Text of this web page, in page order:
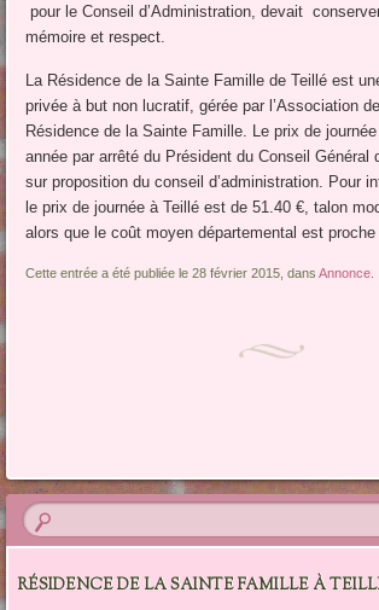
pour le Conseil d’Administration, devait
mémoire et respect.
La Résidence de la Sainte Famille de Teillé est
privée à but non lucratif, gérée par l’Association
Résidence de la Sainte Famille. Le prix de
année par arrêté du Président du Conseil Général
sur proposition du conseil d’administration. Pour
le prix de journée à Teillé est de 51.40 €, talon
alors que le coût moyen départemental est proche
Cette entrée a été publiée le 28 février 2015, dansAnnonce
RÉSIDENCE DE LA SAINTE FAMILLE À